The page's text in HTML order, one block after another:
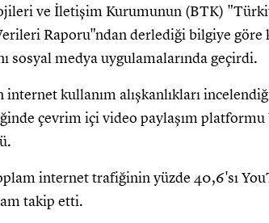
ve İletişim Kurumunun (BTK)
Raporu"ndan derlediği bilgiye göre
sosyal medya uygulamalarında geçirdi.
internet kullanım alışkanlıkları
çevrim içi video paylaşım platformu
internet trafiğinin yüzde 40,6'sı
takip etti.